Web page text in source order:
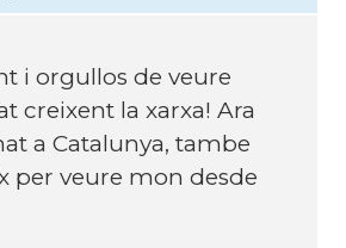
i orgullos de veure
creixent la xarxa! Ara
a Catalunya, tambe
per veure mon desde